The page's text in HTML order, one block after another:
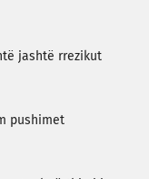
jashtë rrezikut
pushimet